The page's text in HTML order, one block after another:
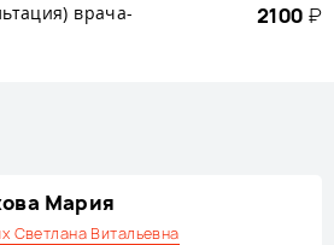
врача-
2100 ₽
Мария
Светлана Витальевна